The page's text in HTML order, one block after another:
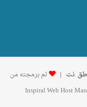
تم برمجته من
Inspiral Web Host